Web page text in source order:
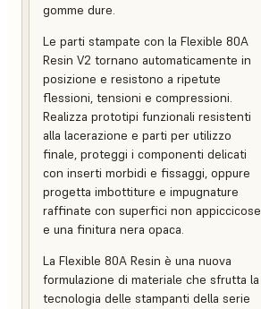
gomme dure.
Le parti stampate con la Flexible 80A
Resin V2 tornano automaticamente in
posizione e resistono a ripetute
flessioni, tensioni e compressioni.
Realizza prototipi funzionali resistenti
alla lacerazione e parti per utilizzo
finale, proteggi i componenti delicati
con inserti morbidi e fissaggi, oppure
progetta imbottiture e impugnature
raffinate con superfici non appiccicose
e una finitura nera opaca.
La Flexible 80A Resin è una nuova
formulazione di materiale che sfrutta la
tecnologia delle stampanti della serie